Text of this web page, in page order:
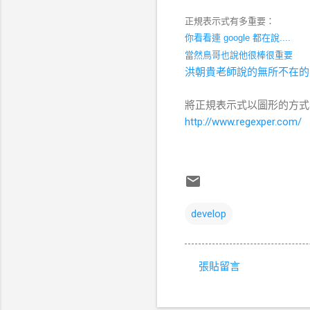
正規表示式有多重要：
你看看連 google 都在說....
當然鳥哥也說他很棒很重要
洪朝貴老師說的無所不在的
將正規表示式以圖形的方式
http://www.regexper.com/
develop
張貼留言